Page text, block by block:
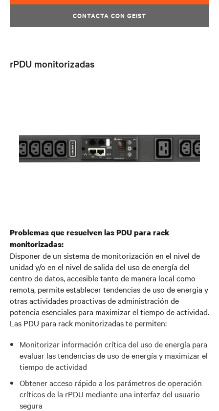
CONTACTA CON GEIST
rPDU monitorizadas
Problemas que resuelven las PDU para rack
monitorizadas:
Disponer de un sistema de monitorización en el nivel de
unidad y/o en el nivel de salida del uso de energía del
centro de datos, accesible tanto de manera local como
remota, permite establecer tendencias de uso de energía y
otras actividades proactivas de administración de
potencia esenciales para maximizar el tiempo de actividad.
Las PDU para rack monitorizadas te permiten:
Monitorizar información crítica del uso de energía para
evaluar las tendencias de uso de energía y maximizar el
tiempo de actividad
Obtener acceso rápido a los parámetros de operación
críticos de la rPDU mediante una interfaz del usuario
segura